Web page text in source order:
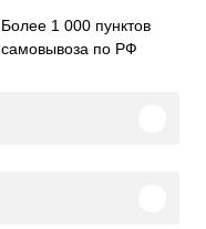
Более 1 000 пунктов
самовывоза по РФ